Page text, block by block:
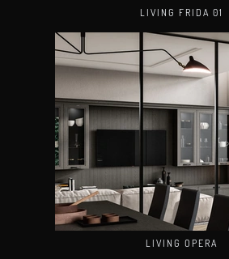
LIVING FRIDA 01
LIVING OPERA